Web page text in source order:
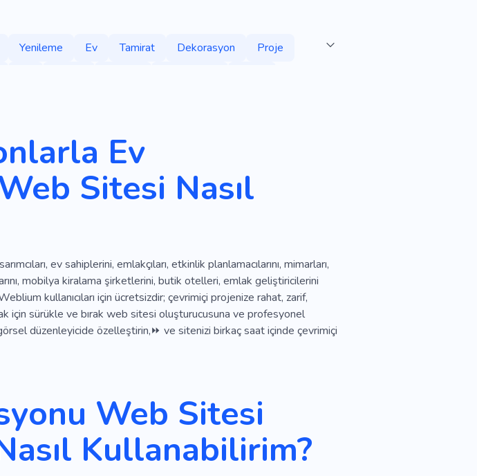
Yenileme Ev Tamirat Dekorasyon
Proje
Yaşam Tarzı Mağaza Boho
Mobil SEO Bilgilendirici Şirket
Hizmetler
Ev
Sitesi Nasıl
ev sahiplerini, emlakçıları, etkinlik planlamacılarını, mimarları,
mobilya kiralama şirketlerini, butik otelleri, emlak geliştiricilerini
kullanıcıları için ücretsizdir; çevrimiçi projenize rahat, zarif,
için sürükle ve bırak web sitesi oluşturucusuna ve profesyonel
düzenleyicide özelleştirin,⏩ ve sitenizi birkaç saat içinde çevrimiçi
Web Sitesi
Kullanabilirim?